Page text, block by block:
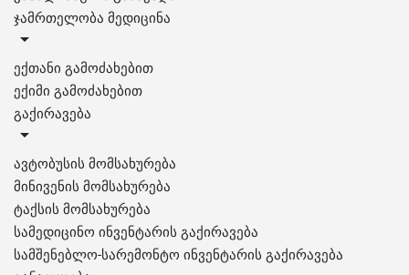
ჯამრთელობა მედიცინა
ექთანი გამოძახებით
ექიმი გამოძახებით
გაქირავება
ავტობუსის მომსახურება
მინივენის მომსახურება
ტაქსის მომსახურება
სამედიცინო ინვენტარის გაქირავება
სამშენებლო-სარემონტო ინვენტარის გაქირავება